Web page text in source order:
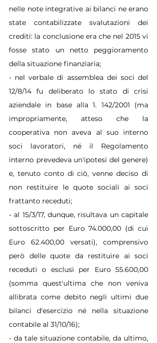
nelle note integrative ai bilanci ne erano
state contabilizzate svalutazioni dei
crediti: la conclusione era che nel 2015 vi
fosse stato un netto peggioramento
della situazione finanziaria;
- nel verbale di assemblea dei soci del
12/8/14 fu deliberato lo stato di crisi
aziendale in base alla 1. 142/2001 (ma
impropriamente, atteso che la
cooperativa non aveva al suo interno
soci lavoratori, né il Regolamento
interno prevedeva un'ipotesi del genere)
e, tenuto conto di ciò, venne deciso di
non restituire le quote sociali ai soci
frattanto receduti;
- al 15/3/17, dunque, risultava un capitale
sottoscritto per Euro 74.000,00 (di cui
Euro 62.400,00 versati), comprensivo
però delle quote da restituire ai soci
receduti o esclusi per Euro 55.600,00
(somma quest'ultima che non veniva
allibrata come debito negli ultimi due
bilanci d'esercizio né nella situazione
contabile al 31/10/16);
- da tale situazione contabile, da ultimo,